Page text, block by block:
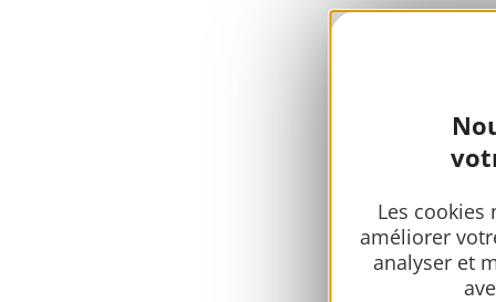
Les
améliorer
analyser et